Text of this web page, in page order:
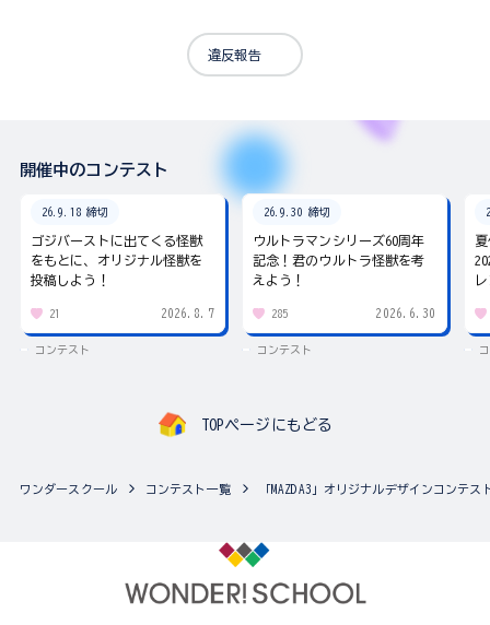
違反報告
開催中のコンテスト
26.9.18 締切
ゴジバーストに出てくる怪獣
をもとに、オリジナル怪獣を
投稿しよう！
21 2026.8.7
コンテスト
26.9.30 締切
ウルトラマンシリーズ60周年
記念！君のウルトラ怪獣を考
えよう！
285 2026.6.30
コンテスト
TOPページにもどる
ワンダースクール コンテスト一覧 「MAZDA3」オリジナルデザインコンテス